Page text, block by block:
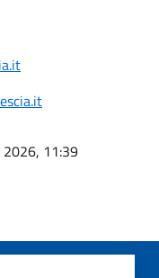
2026, 11:39